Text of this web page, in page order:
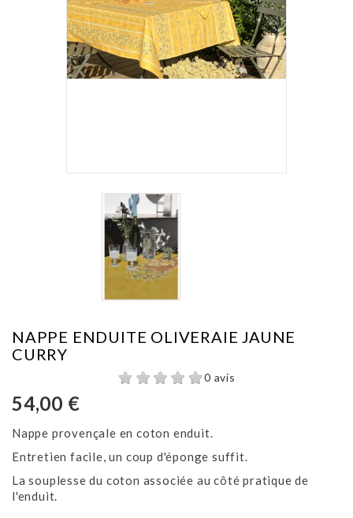
NAPPE ENDUITE OLIVERAIE JAUNE
CURRY
0 avis
54,00 €
Nappe provençale en coton enduit.
Entretien facile, un coup d'éponge suffit.
La souplesse du coton associée au côté pratique de
l'enduit.